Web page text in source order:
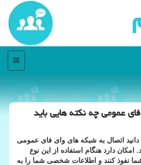
منو
عمومی چه نكته هایی باید
دانید اتصال به شبكه های وای فای عمومی
دارد هنگام استفاده از این نوع
نفوذ كنند و اطلاعات شخصی شما را به